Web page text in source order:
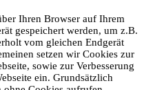
Ihren Browser auf Ihrem
gespeichert werden, um z.B.
vom gleichen Endgerät
setzen wir Cookies zur
sowie zur Verbesserung
ein. Grundsätzlich